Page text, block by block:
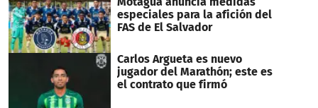
especiales para la afición del
FAS de El Salvador
Carlos Argueta es nuevo
jugador del Marathón; este es
el contrato que firmó